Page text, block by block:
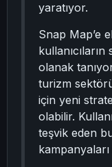
yaratıyor.
Snap Map’e
olanak
turizm
için yeni
olabilir.
teşvik eden